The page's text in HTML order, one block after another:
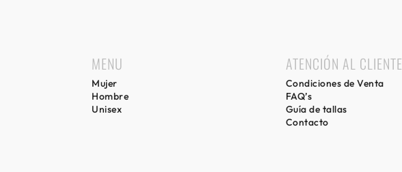
MENU
Mujer
Hombre
Unisex
ATENCIÓN AL CLIENTE
Condiciones de Venta
FAQ’s
Guía de tallas
Contacto